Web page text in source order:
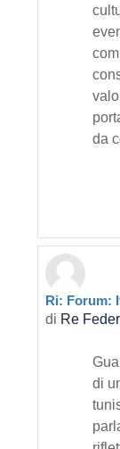
da
In riposta a
Ri: Forum:
di Re
di